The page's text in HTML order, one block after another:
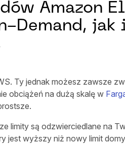
Amazon
Demand,
Ty jednak możesz zawsze
obciążeń na dużą skalę w
limity są odzwierciedlane na
wyższy niż nowy limit